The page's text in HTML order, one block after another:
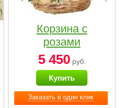
Заказать в один клик
Корзина с
розами
«Красный
Париж»
5 450руб.
Купить